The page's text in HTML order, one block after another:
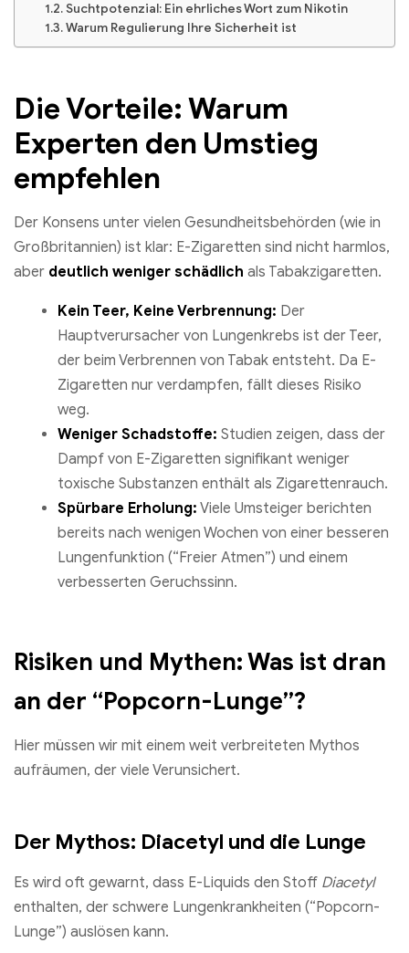
Suchtpotenzial: Ein ehrliches Wort zum Nikotin
Warum Regulierung Ihre Sicherheit ist
Die Vorteile: Warum
Experten den Umstieg
empfehlen
Der Konsens unter vielen Gesundheitsbehörden (wie in
Großbritannien) ist klar: E-Zigaretten sind nicht harmlos,
aber deutlich weniger schädlich als Tabakzigaretten.
Kein Teer, Keine Verbrennung: Der
Hauptverursacher von Lungenkrebs ist der Teer,
der beim Verbrennen von Tabak entsteht. Da E-
Zigaretten nur verdampfen, fällt dieses Risiko
weg.
Weniger Schadstoffe: Studien zeigen, dass der
Dampf von E-Zigaretten signifikant weniger
toxische Substanzen enthält als Zigarettenrauch.
Spürbare Erholung: Viele Umsteiger berichten
bereits nach wenigen Wochen von einer besseren
Lungenfunktion (“Freier Atmen”) und einem
verbesserten Geruchssinn.
Risiken und Mythen: Was ist dran
an der “Popcorn-Lunge”?
Hier müssen wir mit einem weit verbreiteten Mythos
aufräumen, der viele Verunsichert.
Der Mythos: Diacetyl und die Lunge
Es wird oft gewarnt, dass E-Liquids den Stoff Diacetyl
enthalten, der schwere Lungenkrankheiten (“Popcorn-
Lunge”) auslösen kann.